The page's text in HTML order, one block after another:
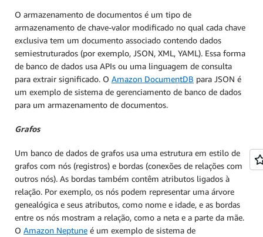
O armazenamento de documentos é um tipo de
armazenamento de chave-valor modificado no qual cada chave
exclusiva tem um documento associado contendo dados
semiestruturados (por exemplo, JSON, XML, YAML). Essa forma
de banco de dados usa APIs ou uma linguagem de consulta
para extrair significado. O Amazon DocumentDB para JSON é
um exemplo de sistema de gerenciamento de banco de dados
para um armazenamento de documentos.
Grafos
Um banco de dados de grafos usa uma estrutura em estilo de
grafos com nós (registros) e bordas (conexões de relações com
outros nós). As bordas também contêm atributos ligados à
relação. Por exemplo, os nós podem representar uma árvore
genealógica e seus atributos, como nome e idade, e as bordas
entre os nós mostram a relação, como a neta e a parte da mãe.
O Amazon Neptune é um exemplo de sistema de